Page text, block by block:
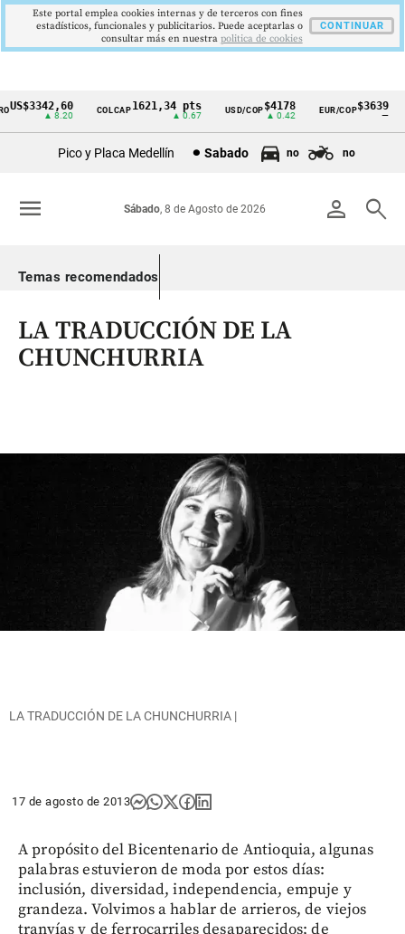
Cintillo
Colombia
US$3342,60
▲ 8.20
COLCAP1621,34 pts
▲ 0.67
USD/COP$4178
▲ 0.42
EUR/COP$3639
Pico y Placa Medellín Sabado no no
person search
Sábado, 8 de Agosto de 2026
menu
Temas recomendados
LA TRADUCCIÓN DE LA
CHUNCHURRIA
LA TRADUCCIÓN DE LA CHUNCHURRIA |
17 de agosto de 2013
A propósito del Bicentenario de Antioquia, algunas
palabras estuvieron de moda por estos días:
inclusión, diversidad, independencia, empuje y
grandeza. Volvimos a hablar de arrieros, de viejos
tranvías y de ferrocarriles desaparecidos; de
Este portal emplea cookies internas y de terceros con fines
estadísticos, funcionales y publicitarios. Puede aceptarlas o
consultar más en nuestra politica de cookies
CONTINUAR